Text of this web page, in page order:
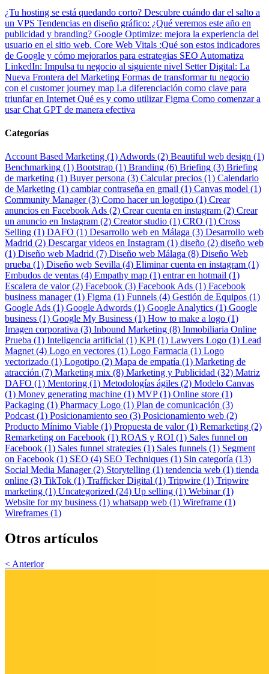
¿Tu hosting se está quedando corto? Descubre cuándo dar el salto a
un VPS Tendencias en diseño gráfico: ¿Qué veremos este año en
publicidad y branding? Google Optimize: mejora la experiencia del
usuario en el sitio web. Core Web Vitals :Qué son estos indicadores
de Google y cómo mejorarlos para estrategias SEO Automatiza
LinkedIn: Impulsa tu negocio al siguiente nivel Setter Digital: La
Nueva Frontera del Marketing Formas de transformar tu negocio
con el customer journey map La diferenciación como clave para
triunfar en Internet Qué es y como utilizar Figma Como comenzar a
usar Chat GPT de manera efectiva
Categorías
Account Based Marketing (1)Adwords (2) Beautiful web design (1)
Benchmarking (1) Bootstrap (1) Branding (6) Briefing (3) Briefing
de marketing (1) Buyer persona (3) Calcular precios (1) Calendario
de Marketing (1) cambiar contraseña en gmail (1) Canvas model (1)
Community Manager (3) Como hacer un logotipo (1) Crear
anuncios en Facebook Ads (2) Crear cuenta en instagram (2) Crear
un anuncio en Instagram (2) Creator studio (1) CRO (1) Cross
Selling (1) DAFO (1) Desarrollo web en Málaga (3) Desarrollo web
Madrid (2) Descargar videos en Instagram (1) diseño (2) diseño web
(1) Diseño web Madrid (7) Diseño web Málaga (8) Diseño Web
prueba (1) Diseño web Sevilla (4) Eliminar cuenta en instagram (1)
Embudos de ventas (4) Empathy map (1) entrar en hotmail (1)
Escalera de valor (2) Facebook (3) Facebook Ads (1) Facebook
business manager (1) Figma (1) Funnels (4) Gestión de Equipos (1)
Google Ads (1) Google Adwords (1) Google Analytics (1) Google
business (1) Google My Business (1) How to make a logo (1)
Imagen corporativa (3) Inbound Marketing (8) Inmobiliaria Online
Prueba (1) Inteligencia artificial (1) KPI (1) Lawyers Logo (1) Lead
Magnet (4) Logo en vectores (1) Logo Farmacia (1) Logo
vectorizado (1) Logotipo (2) Mapa de empatía (1) Marketing de
atracción (7) Marketing mix (8) Marketing y Publicidad (32) Matriz
DAFO (1) Mentoring (1) Metodologías ágiles (2) Modelo Canvas
(1) Money generating machine (1) MVP (1) Online store (1)
Packaging (1) Pharmacy Logo (1) Plan de comunicación (3)
Podcast (1) Posicionamiento seo (3) Posicionamiento web (2)
Producto Mínimo Viable (1) Propuesta de valor (1) Remarketing (2)
Remarketing on Facebook (1) ROAS y ROI (1) Sales funnel on
Facebook (1) Sales funnel strategies (1) Sales funnels (1) Segment
on Facebook (1) SEO (4) SEO Techniques (1) Sin categoría (13)
Social Media Manager (2) Storytelling (1) tendencia web (1) tienda
online (3) TikTok (1) Trafficker Digital (1) Tripwire (1) Tripwire
marketing (1) Uncategorized (24) Up selling (1) Webinar (1)
Website for my business (1) whatsapp web (1) Wireframe (1)
Wireframes (1)
Otros artículos
< Anterior